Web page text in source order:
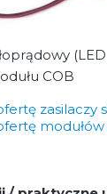
COB
zasilaczy
modułów